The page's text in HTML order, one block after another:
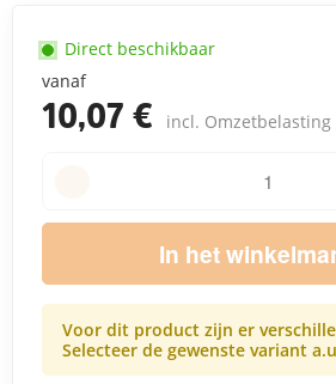
vanaf
10,07 € incl. Omzetbelasting
Direct beschikbaar
In het
Voor dit product zijn er
Selecteer de gewenste variant